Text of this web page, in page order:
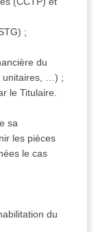
;
du
unitaires, …) ;
le Titulaire.
sa
les pièces
le cas
du